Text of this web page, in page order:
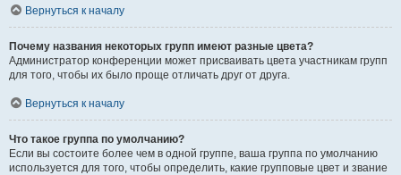
Вернуться к началу
Почему названия некоторых групп имеют разные цвета?
Администратор конференции может присваивать цвета участникам групп
для того, чтобы их было проще отличать друг от друга.
Вернуться к началу
Что такое группа по умолчанию?
Если вы состоите более чем в одной группе, ваша группа по умолчанию
используется для того, чтобы определить, какие групповые цвет и звание